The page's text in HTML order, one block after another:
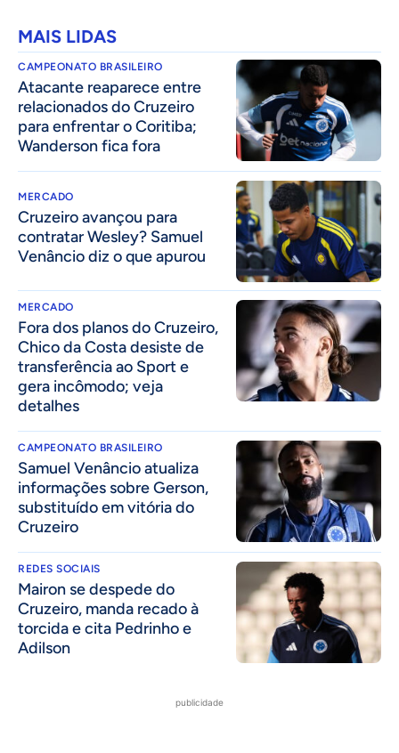
MAIS LIDAS
CAMPEONATO BRASILEIRO
Atacante reaparece entre
relacionados do Cruzeiro
para enfrentar o Coritiba;
Wanderson fica fora
MERCADO
Cruzeiro avançou para
contratar Wesley? Samuel
Venâncio diz o que apurou
MERCADO
Fora dos planos do Cruzeiro,
Chico da Costa desiste de
transferência ao Sport e
gera incômodo; veja
detalhes
CAMPEONATO BRASILEIRO
Samuel Venâncio atualiza
informações sobre Gerson,
substituído em vitória do
Cruzeiro
REDES SOCIAIS
Mairon se despede do
Cruzeiro, manda recado à
torcida e cita Pedrinho e
Adilson
publicidade